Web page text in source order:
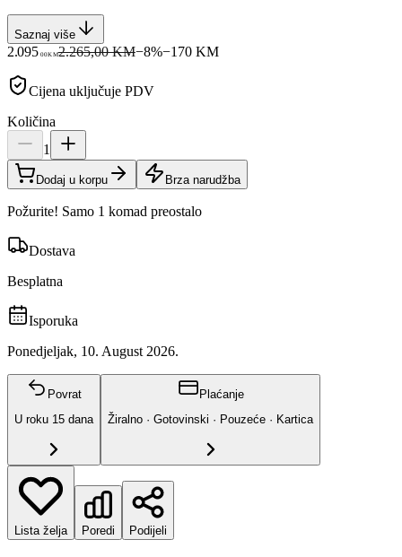
Saznaj više
2.095 00KM2.265,00 KM−8%−170KM
Cijena uključuje PDV
Količina
1
Dodaj u korpu Brza narudžba
Požurite! Samo 1 komad preostalo
Dostava
Besplatna
Isporuka
Ponedjeljak, 10. August 2026.
Povrat
U roku 15 dana
Plaćanje
Žiralno · Gotovinski · Pouzeće · Kartica
Lista želja Poredi Podijeli